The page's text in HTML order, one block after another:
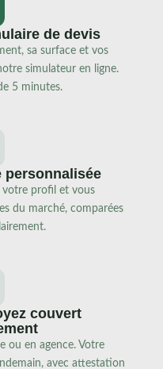
de devis
sa surface et vos
simulateur en ligne.
5 minutes.
personnalisée
votre profil et vous
du marché, comparées
couvert
ou en agence. Votre
avec attestation